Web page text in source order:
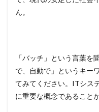
ん。
「バッチ」という言葉を
で、自動で」というキー
てみてください。ITシス
に重要な概念であること